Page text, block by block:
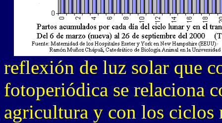
reflexión de luz solar que
fotoperiódica se relaciona
agricultura y con los ciclos